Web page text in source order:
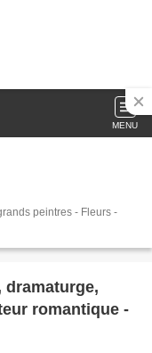
MENU
peintres - Fleurs -
dramaturge,
romantique -